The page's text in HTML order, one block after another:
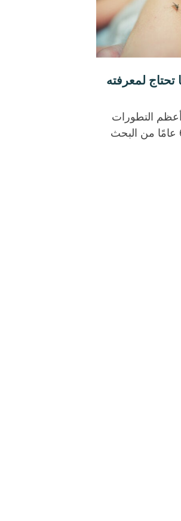
لمعرفته
التطورات
في الطب. بعد أكثر من 60 عامًا من البحث